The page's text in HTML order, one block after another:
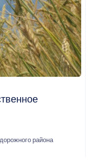
района